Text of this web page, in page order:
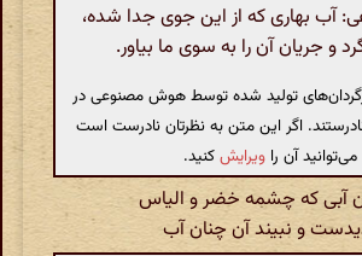
بهاری که از این جوی جدا شده،
و جریان آن را به سوی ما بیاور.
تولید شده توسط هوش مصنوعی در
اگر این متن به نظرتان نادرست است
می‌توانید آن را ویرایشکنید.
آبی که چشمه خضر و الیاس
و نبیند آن چنان آب